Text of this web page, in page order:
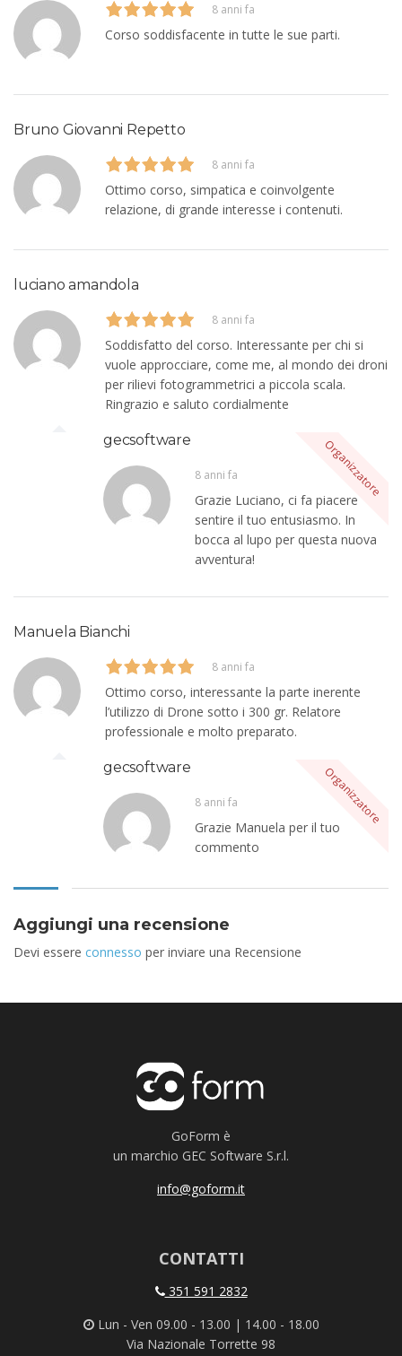
8 anni fa
Corso soddisfacente in tutte le sue parti.
Bruno Giovanni Repetto
8 anni fa
Ottimo corso, simpatica e coinvolgente
relazione, di grande interesse i contenuti.
luciano amandola
8 anni fa
Soddisfatto del corso. Interessante per chi si
vuole approcciare, come me, al mondo dei droni
per rilievi fotogrammetrici a piccola scala.
Ringrazio e saluto cordialmente
gecsoftware
8 anni fa
Grazie Luciano, ci fa piacere
sentire il tuo entusiasmo. In
bocca al lupo per questa nuova
avventura!
Manuela Bianchi
8 anni fa
Ottimo corso, interessante la parte inerente
l’utilizzo di Drone sotto i 300 gr. Relatore
professionale e molto preparato.
gecsoftware
8 anni fa
Grazie Manuela per il tuo
commento
Aggiungi una recensione
Devi essere connesso per inviare una Recensione
GoForm è
un marchio GEC Software S.r.l.
info@goform.it
CONTATTI
351 591 2832
Lun - Ven 09.00 - 13.00 | 14.00 - 18.00
Via Nazionale Torrette 98